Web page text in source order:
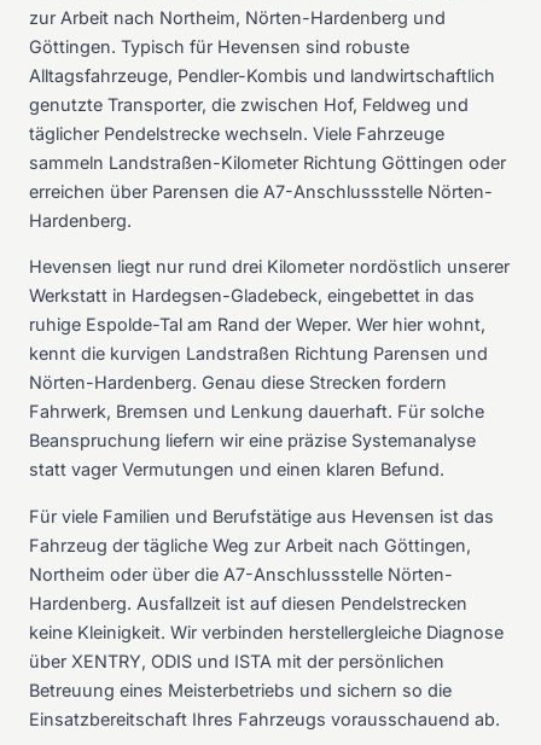
zur Arbeit nach Northeim, Nörten-Hardenberg und
Göttingen. Typisch für Hevensen sind robuste
Alltagsfahrzeuge, Pendler-Kombis und landwirtschaftlich
genutzte Transporter, die zwischen Hof, Feldweg und
täglicher Pendelstrecke wechseln. Viele Fahrzeuge
sammeln Landstraßen-Kilometer Richtung Göttingen oder
erreichen über Parensen die A7-Anschlussstelle Nörten-
Hardenberg.
Hevensen liegt nur rund drei Kilometer nordöstlich unserer
Werkstatt in Hardegsen-Gladebeck, eingebettet in das
ruhige Espolde-Tal am Rand der Weper. Wer hier wohnt,
kennt die kurvigen Landstraßen Richtung Parensen und
Nörten-Hardenberg. Genau diese Strecken fordern
Fahrwerk, Bremsen und Lenkung dauerhaft. Für solche
Beanspruchung liefern wir eine präzise Systemanalyse
statt vager Vermutungen und einen klaren Befund.
Für viele Familien und Berufstätige aus Hevensen ist das
Fahrzeug der tägliche Weg zur Arbeit nach Göttingen,
Northeim oder über die A7-Anschlussstelle Nörten-
Hardenberg. Ausfallzeit ist auf diesen Pendelstrecken
keine Kleinigkeit. Wir verbinden herstellergleiche Diagnose
über XENTRY, ODIS und ISTA mit der persönlichen
Betreuung eines Meisterbetriebs und sichern so die
Einsatzbereitschaft Ihres Fahrzeugs vorausschauend ab.